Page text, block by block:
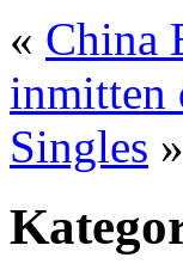
« China
inmitten
Singles »